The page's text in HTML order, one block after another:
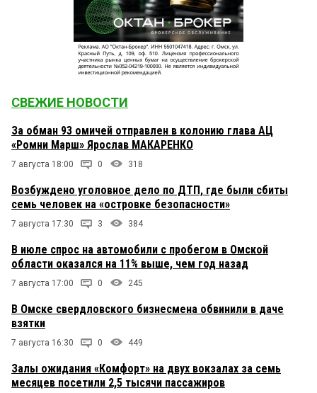
СВЕЖИЕ НОВОСТИ
За обман 93 омичей отправлен в колонию глава АЦ
«Ромни Марш» Ярослав МАКАРЕНКО
7 августа 18:00 0 318
Возбуждено уголовное дело по ДТП, где были сбиты
семь человек на «островке безопасности»
7 августа 17:30 3 384
В июле спрос на автомобили с пробегом в Омской
области оказался на 11% выше, чем год назад
7 августа 17:00 0 245
В Омске свердловского бизнесмена обвинили в даче
взятки
7 августа 16:30 0 449
Залы ожидания «Комфорт» на двух вокзалах за семь
месяцев посетили 2,5 тысячи пассажиров